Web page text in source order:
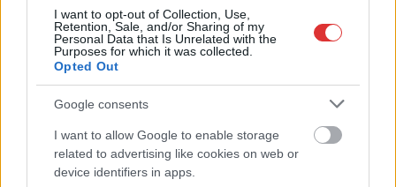
I want to opt-out of Collection, Use,
Retention, Sale, and/or Sharing of my
Personal Data that Is Unrelated with the
Purposes for which it was collected.
Opted Out
Google consents
I want to allow Google to enable storage
related to advertising like cookies on web or
device identifiers in apps.
elhajtott. A 31 éves férfi megtett a gépkocsival egy pár
kilométert, majd visszafordult. A visszaút során azonban
lehajtott az útpadkára és nekiütközött a szalagkorlátnak. A
balesetet követően lezárta az autót, és hazament. Az esetről
telefonüzenetben értesítette…
TOVÁBB OLVASOM
Kék hírek baleset,ittas vezetés